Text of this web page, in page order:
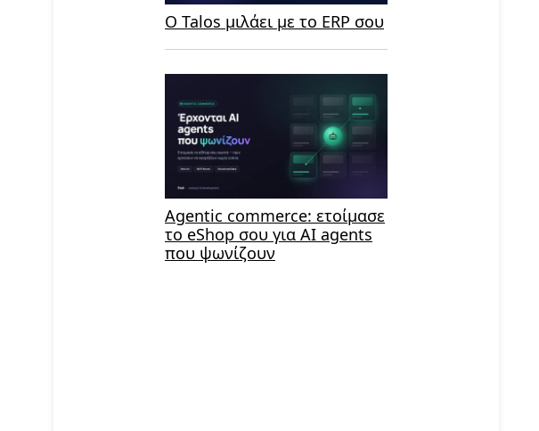
Ο Talos μιλάει με το ERP σου
Agentic commerce: ετοίμασε
το eShop σου για AI agents
που ψωνίζουν